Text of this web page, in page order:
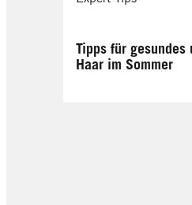
Tipps für gesundes
Haar im Sommer